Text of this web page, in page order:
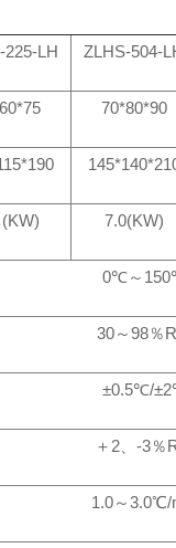
225-LH ZLHS-504-
70*80*90
7.0(KW)
0℃～
30～98％
±0.5℃/
＋2、-3％
1.0～3.0℃/